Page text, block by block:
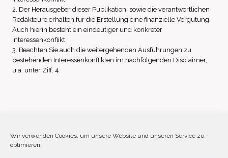
Wir verwenden Cookies, um unsere Website und unseren Service zu
optimieren.
2. Der Herausgeber dieser Publikation, sowie die verantwortlichen
Redakteure erhalten für die Erstellung eine finanzielle Vergütung.
Auch hierin besteht ein eindeutiger und konkreter
Interessenkonflikt.
3. Beachten Sie auch die weitergehenden Ausführungen zu
bestehenden Interessenkonflikten im nachfolgenden Disclaimer,
u.a. unter Ziff. 4.
Impressum Datenschutz
Disclaimer